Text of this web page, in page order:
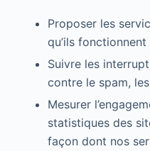
Proposer les
qu’ils
Suivre les
contre le spam,
Mesurer
statistiques des
façon dont nos